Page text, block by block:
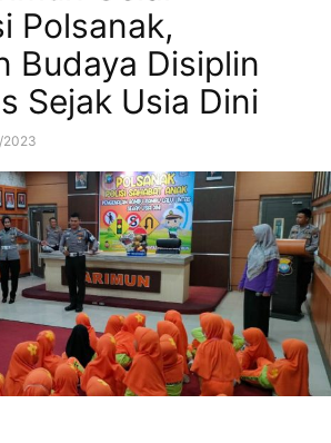
Polsanak,
Budaya Disiplin
Sejak Usia Dini
2023